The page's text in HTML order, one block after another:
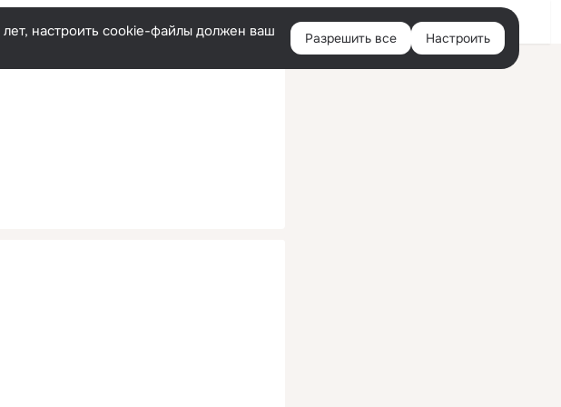
Русский Войти
настроить cookie-файлы должен ваш
Разрешить все Настроить